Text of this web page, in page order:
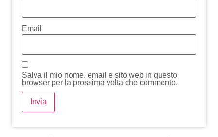
Email
Salva il mio nome, email e sito web in questo
browser per la prossima volta che commento.